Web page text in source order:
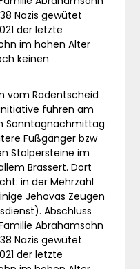
Nazis gewütet
der letzte
im hohen Alter
keinen
vom Radentscheid
fuhren am
Sonntagnachmittag
Fußgänger bzw
Stolpersteine im
Brassert. Dort
in der Mehrzahl
Jehovas Zeugen
Abschluss
Abrahamsohn
Nazis gewütet
der letzte